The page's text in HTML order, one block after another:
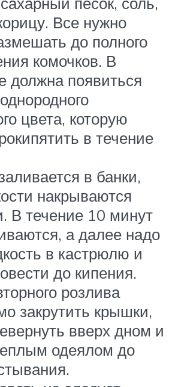
Все нужно
до полного
комочков. В
должна появиться
цвета, которую
в течение
в банки,
накрываются
В течение 10 минут
а далее надо
в кастрюлю и
до кипения.
розлива
закрутить крышки,
вверх дном и
одеялом до